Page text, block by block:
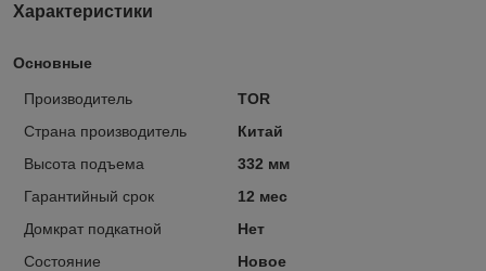
Характеристики
Основные
Производитель
TOR
Страна производитель
Китай
Высота подъема
332 мм
Гарантийный срок
12 мес
Домкрат подкатной
Нет
Состояние
Новое